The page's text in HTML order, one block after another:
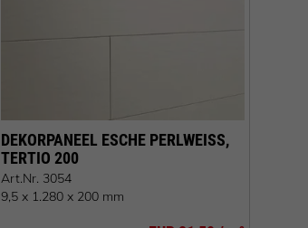
DEKORPANEEL ESCHE PERLWEISS, T
ERTIO 200
Art.Nr. 3054
9,5 x 1.280 x 200 mm